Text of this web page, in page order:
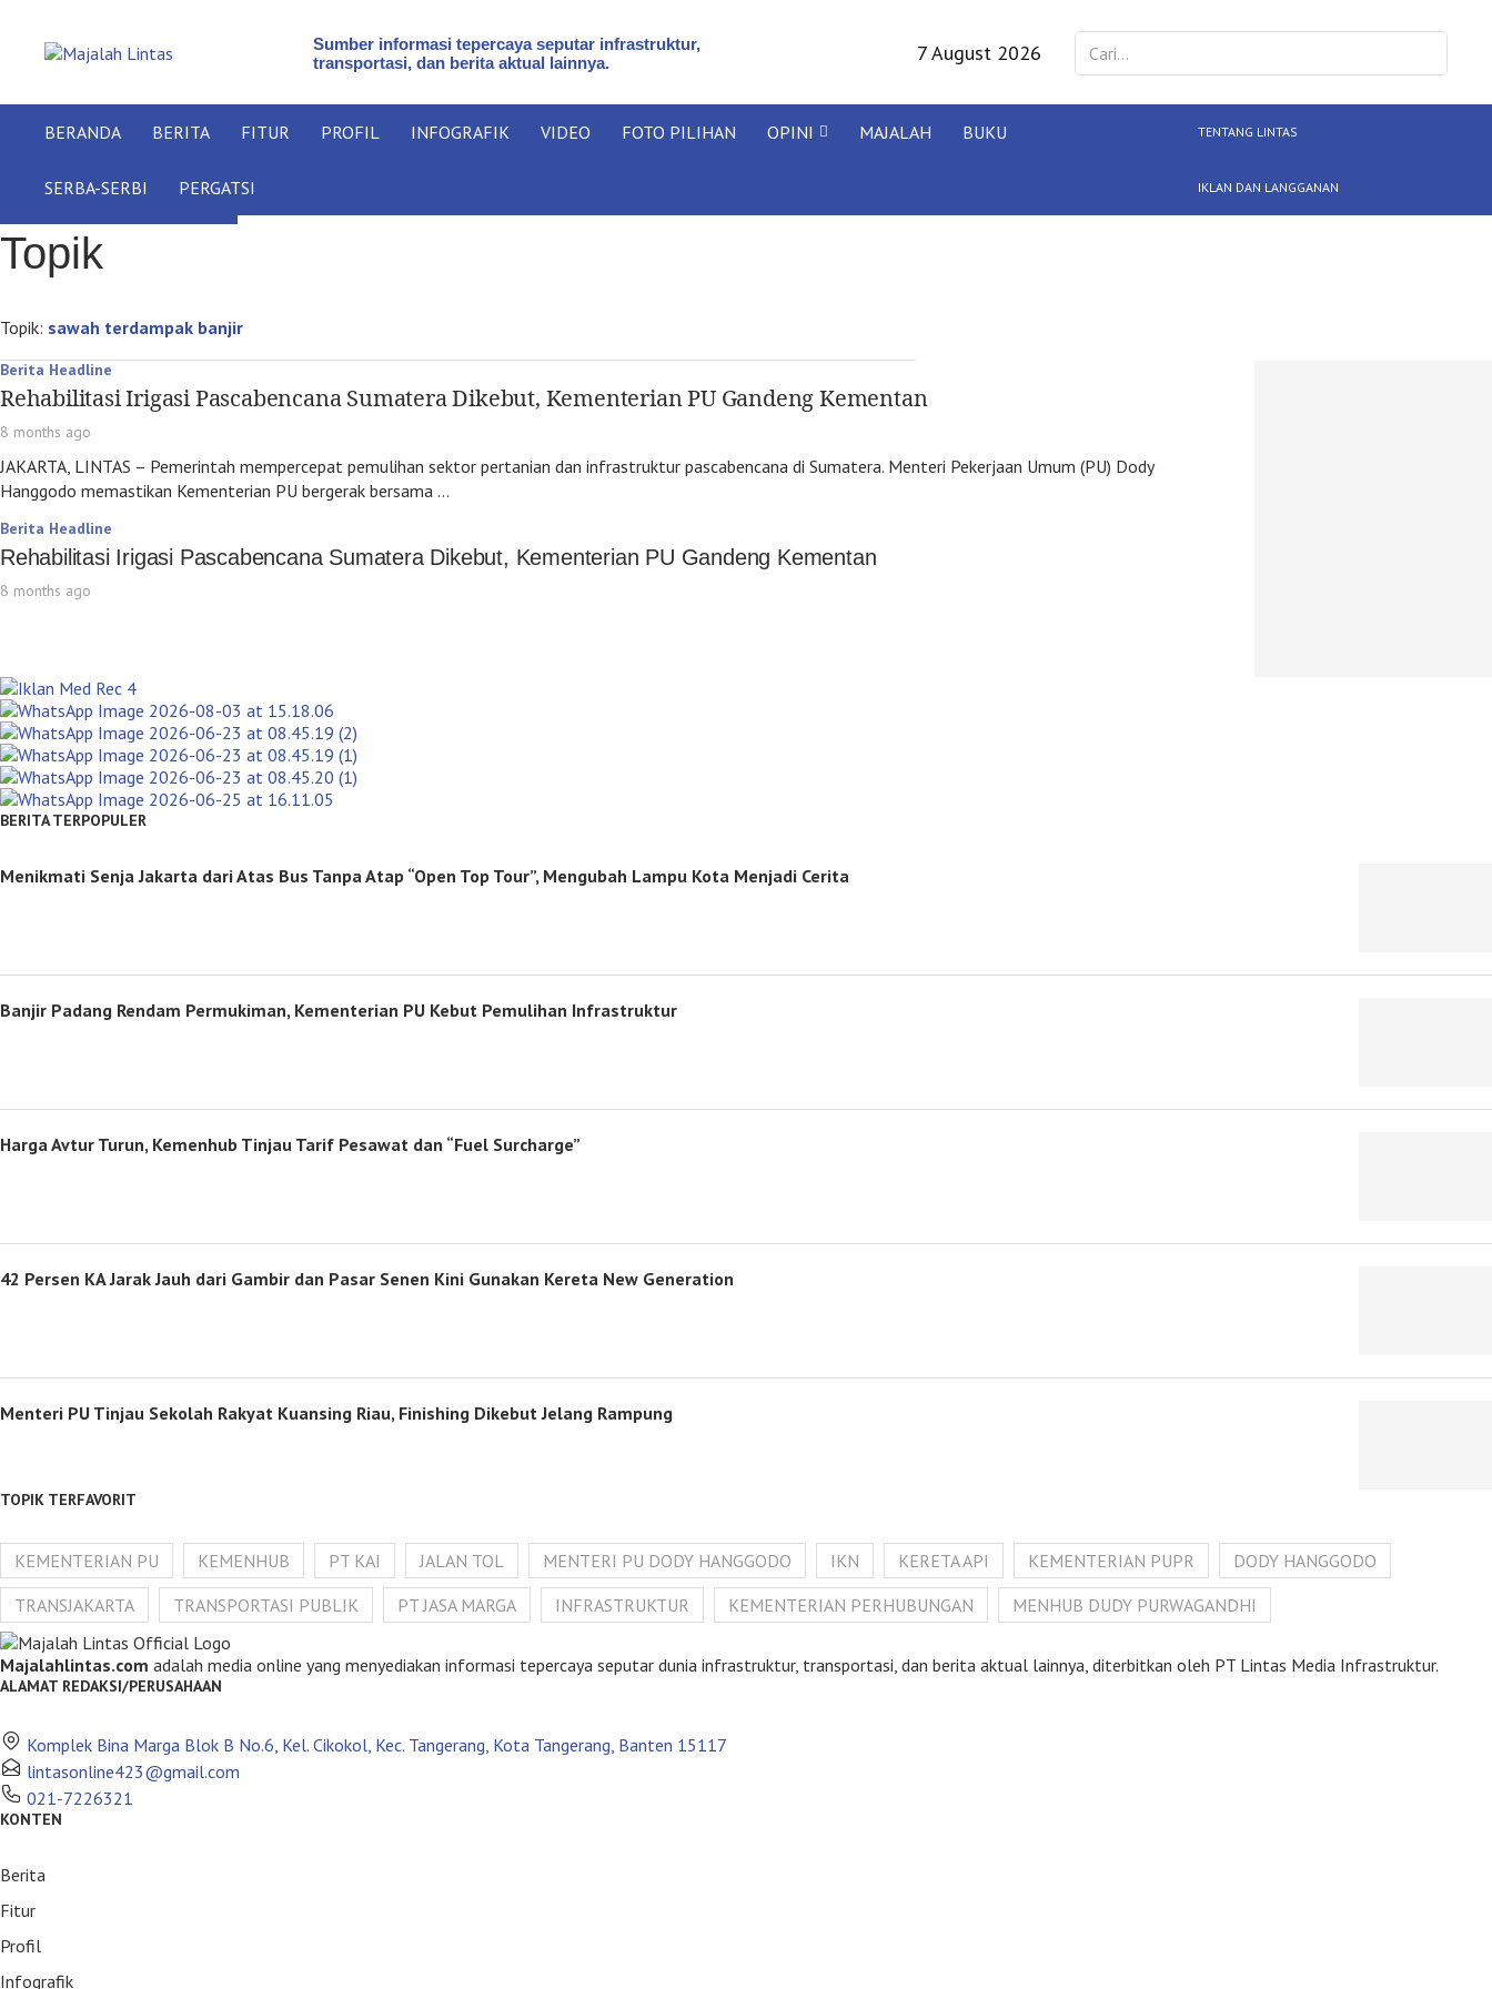
Sumber informasi tepercaya seputar infrastruktur,
transportasi, dan berita aktual lainnya.
7 August 2026
BERANDA BERITA FITUR PROFIL INFOGRAFIK VIDEO FOTO PILIHAN OPINI MAJALAH BUKU
SERBA-SERBI PERGATSI
TENTANG LINTAS
IKLAN DAN LANGGANAN
Topik
Topik: sawah terdampak banjir
Berita Headline
Rehabilitasi Irigasi Pascabencana Sumatera Dikebut, Kementerian PU Gandeng Kementan
8 months ago
JAKARTA, LINTAS – Pemerintah mempercepat pemulihan sektor pertanian dan infrastruktur pascabencana di Sumatera. Menteri Pekerjaan Umum (PU) Dody
Hanggodo memastikan Kementerian PU bergerak bersama …
Berita Headline
Rehabilitasi Irigasi Pascabencana Sumatera Dikebut, Kementerian PU Gandeng Kementan
8 months ago
BERITA TERPOPULER
Menikmati Senja Jakarta dari Atas Bus Tanpa Atap “Open Top Tour”, Mengubah Lampu Kota Menjadi Cerita
Banjir Padang Rendam Permukiman, Kementerian PU Kebut Pemulihan Infrastruktur
Harga Avtur Turun, Kemenhub Tinjau Tarif Pesawat dan “Fuel Surcharge”
42 Persen KA Jarak Jauh dari Gambir dan Pasar Senen Kini Gunakan Kereta New Generation
Menteri PU Tinjau Sekolah Rakyat Kuansing Riau, Finishing Dikebut Jelang Rampung
TOPIK TERFAVORIT
KEMENTERIAN PU KEMENHUB PT KAI JALAN TOL MENTERI PU DODY HANGGODO IKN KERETA API KEMENTERIAN PUPR
DODY HANGGODO
TRANSJAKARTA
TRANSPORTASI PUBLIK PT JASA MARGA INFRASTRUKTUR KEMENTERIAN PERHUBUNGAN MENHUB DUDY PURWAGANDHI
Majalahlintas.com adalah media online yang menyediakan informasi tepercaya seputar dunia infrastruktur, transportasi, dan berita aktual lainnya, diterbitkan oleh PT Lintas Media Infrastruktur.
ALAMAT REDAKSI/PERUSAHAAN
Komplek Bina Marga Blok B No.6, Kel. Cikokol, Kec. Tangerang, Kota Tangerang, Banten 15117
lintasonline423@gmail.com
021-7226321
KONTEN
Berita
Fitur
Profil
Infografik